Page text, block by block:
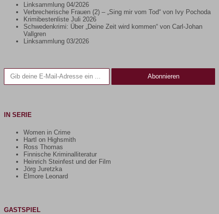
Linksammlung 04/2026
Verbrecherische Frauen (2) – „Sing mir vom Tod“ von Ivy Pochoda
Krimibestenliste Juli 2026
Schwedenkrimi: Über „Deine Zeit wird kommen“ von Carl-Johan
Vallgren
Linksammlung 03/2026
Gib deine E-Mail-Adresse ein ...
Abonnieren
IN SERIE
Women in Crime
Hartl on Highsmith
Ross Thomas
Finnische Kriminalliteratur
Heinrich Steinfest und der Film
Jörg Juretzka
Elmore Leonard
GASTSPIEL